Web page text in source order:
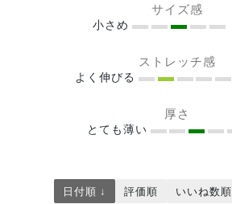
サイズ感
小さめ
ストレッチ感
よく伸びる
厚さ
とても薄い
日付順 ↓ 評価順 いいね数順